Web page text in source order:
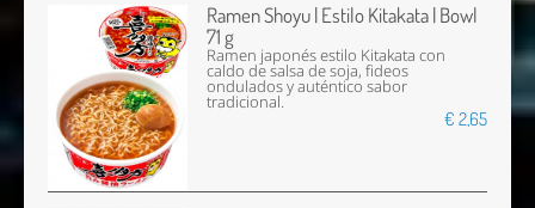
Ramen Shoyu | Estilo Kitakata | Bowl
71 g
Ramen japonés estilo Kitakata con
caldo de salsa de soja, fideos
ondulados y auténtico sabor
tradicional.
€ 2,65